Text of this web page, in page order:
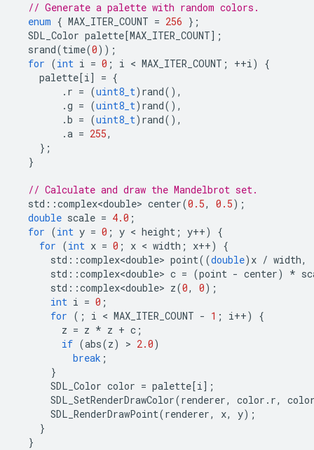
// Generate a palette with random colors.
enum { MAX_ITER_COUNT = 256 };
SDL_Color palette [MAX_ITER_COUNT];
srand(time(0));
for (int i = 0 ; i < MAX_ITER_COUNT ; ++i)
{
palette [i] = {
. r = (uint8_t) rand(),
.g = (uint8_t) rand(),
.b = (uint8_t) rand(),
.a = 255,
};
}
// Calculate and draw the Mandelbrot set.
std ::complex<double> center(0.5, 0.5);
double scale = 4.0 ;
for (int y = 0 ; y < height ; y++)
{
for (int x = 0 ; x < width ; x++)
{
std ::complex<double> point((double) x / width,
std ::complex<double> c = (point - center) *
std ::complex<double> z(0, 0);
int i = 0 ;
for (; i < MAX_ITER_COUNT - 1 ; i++)
{
z = z * z + c ;
if (abs(z) > 2.0)
break ;
}
SDL_Color color = palette [i];
SDL_SetRenderDrawColor(renderer, color . r,
SDL_RenderDrawPoint(renderer, x, y);
}
}